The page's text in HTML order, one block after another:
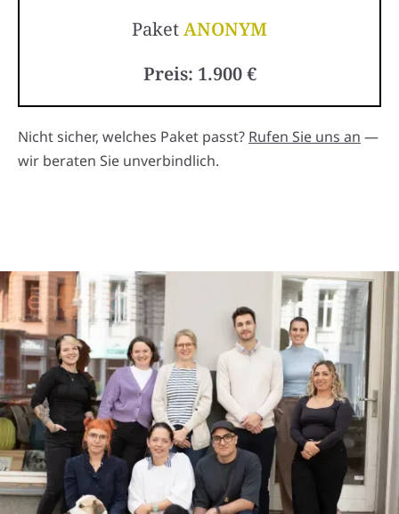
PaketANONYM
Preis: 1.900 €
Nicht sicher, welches Paket passt? Rufen Sie uns an —
wir beraten Sie unverbindlich.